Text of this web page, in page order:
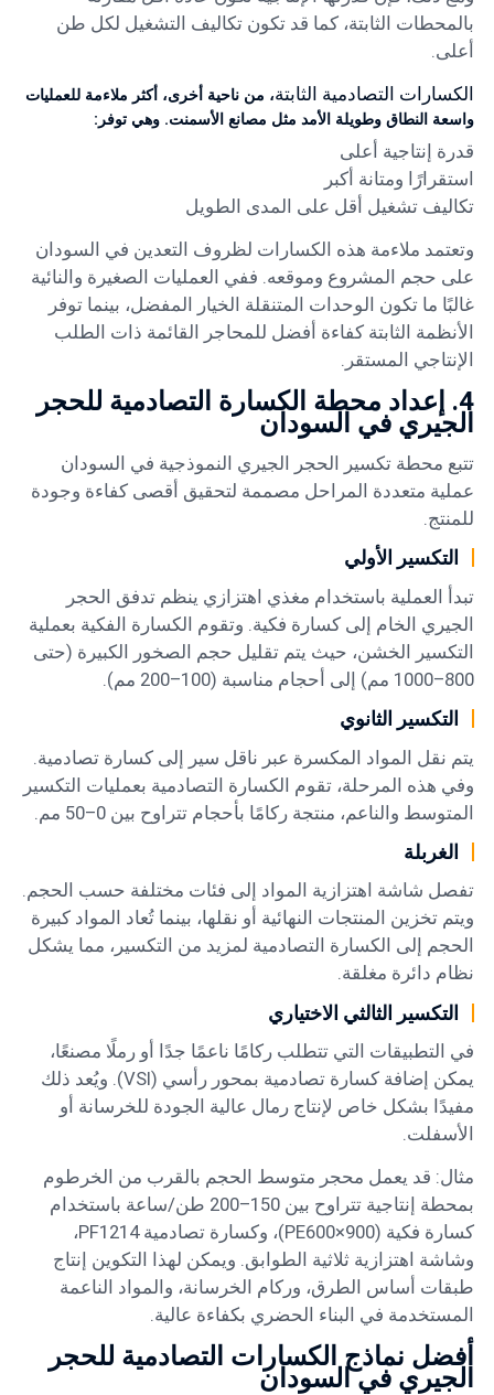
بالمحطات الثابتة، كما قد تكون تكاليف التشغيل لكل طن
أعلى.
الكسارات التصادمية الثابتة، من ناحية أخرى، أكثر ملاءمة للعمليات
واسعة النطاق وطويلة الأمد مثل مصانع الأسمنت. وهي توفر:
قدرة إنتاجية أعلى
استقرارًا ومتانة أكبر
تكاليف تشغيل أقل على المدى الطويل
وتعتمد ملاءمة هذه الكسارات لظروف التعدين في السودان
على حجم المشروع وموقعه. ففي العمليات الصغيرة والنائية
غالبًا ما تكون الوحدات المتنقلة الخيار المفضل، بينما توفر
الأنظمة الثابتة كفاءة أفضل للمحاجر القائمة ذات الطلب
الإنتاجي المستقر.
4. إعداد محطة الكسارة التصادمية للحجر
الجيري في السودان
تتبع محطة تكسير الحجر الجيري النموذجية في السودان
عملية متعددة المراحل مصممة لتحقيق أقصى كفاءة وجودة
للمنتج.
التكسير الأولي
تبدأ العملية باستخدام مغذي اهتزازي ينظم تدفق الحجر
الجيري الخام إلى كسارة فكية. وتقوم الكسارة الفكية بعملية
التكسير الخشن، حيث يتم تقليل حجم الصخور الكبيرة (حتى
800–1000 مم) إلى أحجام مناسبة (100–200 مم).
التكسير الثانوي
يتم نقل المواد المكسرة عبر ناقل سير إلى كسارة تصادمية.
وفي هذه المرحلة، تقوم الكسارة التصادمية بعمليات التكسير
المتوسط والناعم، منتجة ركامًا بأحجام تتراوح بين 0–50 مم.
الغربلة
تفصل شاشة اهتزازية المواد إلى فئات مختلفة حسب الحجم.
ويتم تخزين المنتجات النهائية أو نقلها، بينما تُعاد المواد كبيرة
الحجم إلى الكسارة التصادمية لمزيد من التكسير، مما يشكل
نظام دائرة مغلقة.
التكسير الثالثي الاختياري
في التطبيقات التي تتطلب ركامًا ناعمًا جدًا أو رملًا مصنعًا،
يمكن إضافة كسارة تصادمية بمحور رأسي (VSI). ويُعد ذلك
مفيدًا بشكل خاص لإنتاج رمال عالية الجودة للخرسانة أو
الأسفلت.
مثال: قد يعمل محجر متوسط الحجم بالقرب من الخرطوم
بمحطة إنتاجية تتراوح بين 150–200 طن/ساعة باستخدام
كسارة فكية (PE600×900)، وكسارة تصادمية PF1214،
وشاشة اهتزازية ثلاثية الطوابق. ويمكن لهذا التكوين إنتاج
طبقات أساس الطرق، وركام الخرسانة، والمواد الناعمة
المستخدمة في البناء الحضري بكفاءة عالية.
أفضل نماذج الكسارات التصادمية للحجر
الجيري في السودان